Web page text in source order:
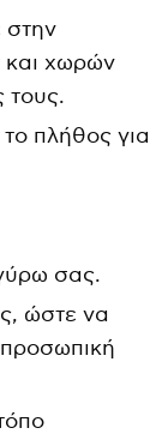
στην
και χωρών
τους.
πλήθος για
σας.
ώστε να